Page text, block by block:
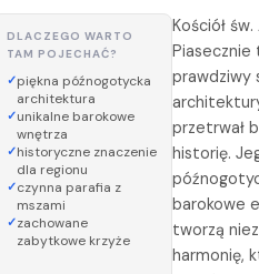
DLACZEGO WARTO
TAM POJECHAĆ?
piękna późnogotycka
architektura
unikalne barokowe
wnętrza
historyczne znaczenie
dla regionu
czynna parafia z
mszami
zachowane
zabytkowe krzyże
Kościół
Piasecznie
prawdziwy
przetrwał
historię.
barokowe
tworzą
harmonię,